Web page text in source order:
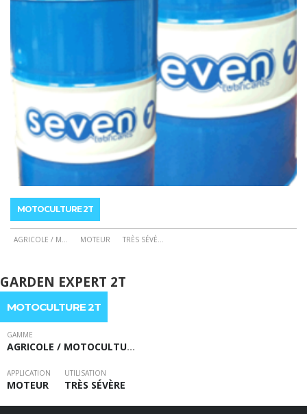
MOTOCULTURE 2T
AGRICOLE / M... MOTEUR TRÈS SÉVÈ...
produit
a
plusieurs
variations.
Les
options
peuvent
être
GARDEN EXPERT 2T
MOTOCULTURE 2T
GAMME
AGRICOLE / MOTOCULTU…
APPLICATION
MOTEUR
UTILISATION
TRÈS SÉVÈRE